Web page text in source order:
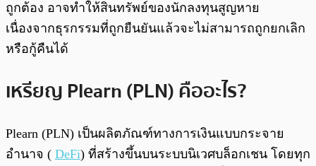
ถูกต้อง อาจทำให้สินทรัพย์ของนักลงทุนสูญหาย
เนื่องจากธุรกรรมที่ถูกยืนยันแล้วจะไม่สามารถถูกยกเลิก
หรือกู้คืนได้
เหรียญ Plearn (PLN) คืออะไร?
Plearn (PLN) เป็นผลิตภัณฑ์ทางการเงินแบบกระจาย
อำนาจ ( DeFi) ที่สร้างขึ้นบนระบบนิเวศบล็อกเชน โดยทุก